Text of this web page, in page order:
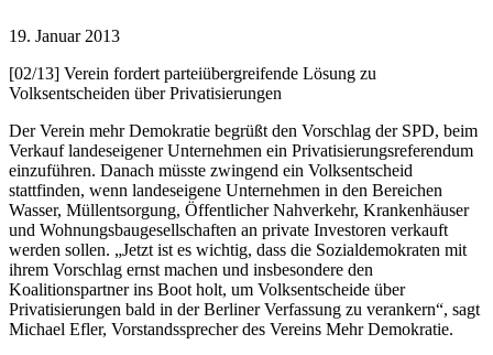
19. Januar 2013
[02/13] Verein fordert parteiübergreifende Lösung zu
Volksentscheiden über Privatisierungen
Der Verein mehr Demokratie begrüßt den Vorschlag der SPD, beim
Verkauf landeseigener Unternehmen ein Privatisierungsreferendum
einzuführen. Danach müsste zwingend ein Volksentscheid
stattfinden, wenn landeseigene Unternehmen in den Bereichen
Wasser, Müllentsorgung, Öffentlicher Nahverkehr, Krankenhäuser
und Wohnungsbaugesellschaften an private Investoren verkauft
werden sollen. „Jetzt ist es wichtig, dass die Sozialdemokraten mit
ihrem Vorschlag ernst machen und insbesondere den
Koalitionspartner ins Boot holt, um Volksentscheide über
Privatisierungen bald in der Berliner Verfassung zu verankern“, sagt
Michael Efler, Vorstandssprecher des Vereins Mehr Demokratie.